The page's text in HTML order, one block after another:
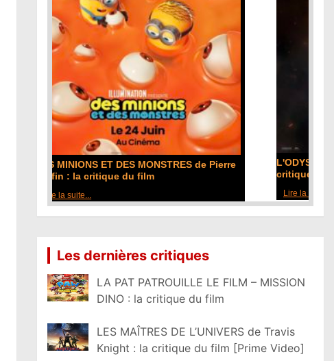
L'ODYSSÉE de Christopher Nolan : la
critique du film
Lire la suite...
Les dernières critiques
LA PAT PATROUILLE LE FILM – MISSION
DINO : la critique du film
LES MAÎTRES DE L’UNIVERS de Travis
Knight : la critique du film [Prime Video]